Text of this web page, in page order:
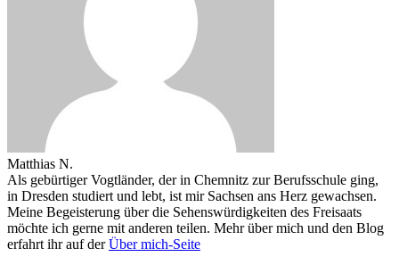
Matthias N.
Als gebürtiger Vogtländer, der in Chemnitz zur Berufsschule ging,
in Dresden studiert und lebt, ist mir Sachsen ans Herz gewachsen.
Meine Begeisterung über die Sehenswürdigkeiten des Freisaats
möchte ich gerne mit anderen teilen. Mehr über mich und den Blog
erfahrt ihr auf derÜber mich-Seite